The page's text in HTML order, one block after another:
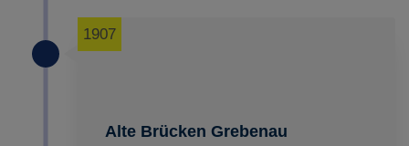
Alte Brücken Grebenau
1907